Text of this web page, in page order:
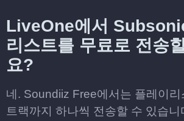
LiveOne에서
리스트를 무료로 전송
요?
네. Soundiiz Free에서는 플레이
트랙까지 하나씩 전송할 수 있습니